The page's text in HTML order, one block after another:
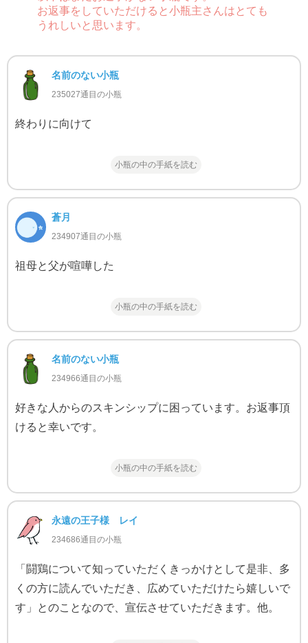
お返事をしていただけると小瓶主さんはとても
うれしいと思います。
名前のない小瓶
235027通目の小瓶
終わりに向けて
小瓶の中の手紙を読む
蒼月
234907通目の小瓶
祖母と父が喧嘩した
小瓶の中の手紙を読む
名前のない小瓶
234966通目の小瓶
好きな人からのスキンシップに困っています。お返事頂
けると幸いです。
小瓶の中の手紙を読む
永遠の王子様 レイ
234686通目の小瓶
「闘鶏について知っていただくきっかけとして是非、多
くの方に読んでいただき、広めていただけたら嬉しいで
す」とのことなので、宣伝させていただきます。他。